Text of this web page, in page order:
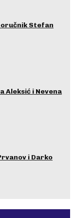
Stefan
Aleksić i Nevena
Prvanov i Darko